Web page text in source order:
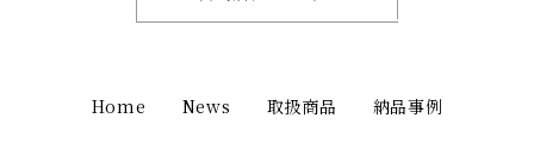
Home News 取扱商品
納品事例